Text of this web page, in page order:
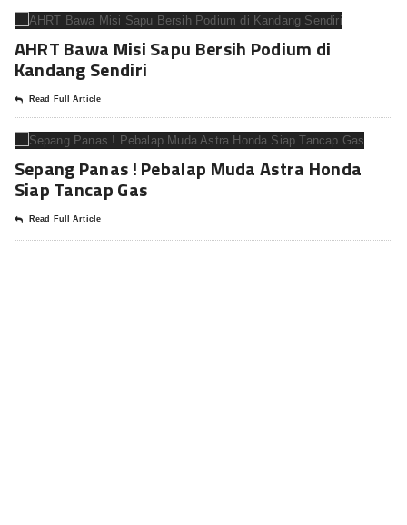
AHRT Bawa Misi Sapu Bersih Podium di
Kandang Sendiri
Read Full Article
Sepang Panas ! Pebalap Muda Astra Honda
Siap Tancap Gas
Read Full Article